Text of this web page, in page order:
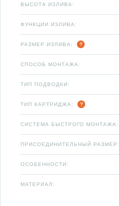
ВЫСОТА ИЗЛИВА:
ФУНКЦИИ ИЗЛИВА:
РАЗМЕР ИЗЛИВА:
СПОСОБ МОНТАЖА:
ТИП ПОДВОДКИ:
ТИП КАРТРИДЖА:
СИСТЕМА БЫСТРОГО МОНТАЖА:
ПРИСОЕДИНИТЕЛЬНЫЙ РАЗМЕР:
ОСОБЕННОСТИ:
МАТЕРИАЛ: